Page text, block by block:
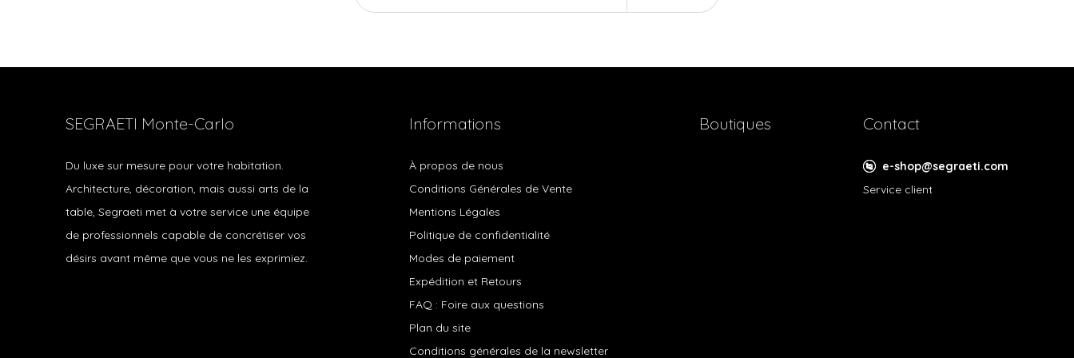
SEGRAETI Monte-Carlo
Du luxe sur mesure pour votre habitation.
Architecture, décoration, mais aussi arts de la
table, Segraeti met à votre service une équipe
de professionnels capable de concrétiser vos
désirs avant même que vous ne les exprimiez.
Informations
À propos de nous
Conditions Générales de Vente
Mentions Légales
Politique de confidentialité
Modes de paiement
Expédition et Retours
FAQ : Foire aux questions
Plan du site
Conditions générales de la newsletter
Boutiques Contact
e-shop@segraeti.com
Service client